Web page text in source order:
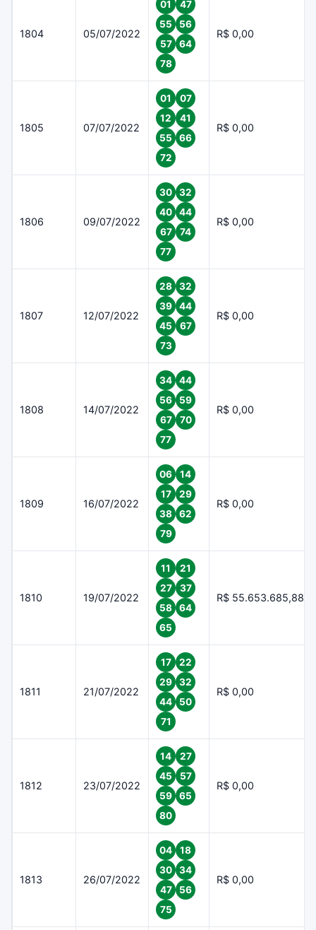
1804 05/07/2022
01
47
55
56
57
64
78
R$ 0,00
1805 07/07/2022
01
07
12
41
55
66
72
R$ 0,00
1806 09/07/2022
30
32
40
44
67
74
77
R$ 0,00
1807 12/07/2022
28
32
39
44
45
67
73
R$ 0,00
1808 14/07/2022
34
44
56
59
67
70
77
R$ 0,00
1809 16/07/2022
06
14
17
29
38
62
79
R$ 0,00
1810 19/07/2022
11
21
27
37
58
64
65
R$ 55.653.685,88
1811 21/07/2022
17
22
29
32
44
50
71
R$ 0,00
1812 23/07/2022
14
27
45
57
59
65
80
R$ 0,00
1813 26/07/2022
04
18
30
34
47
56
75
R$ 0,00